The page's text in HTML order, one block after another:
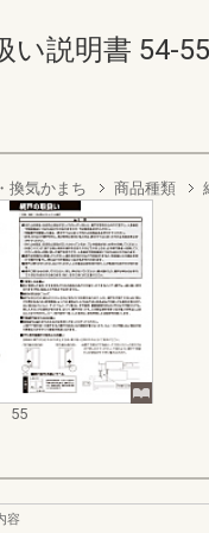
い説明書 54-
換気かまち 商品種類
55
容